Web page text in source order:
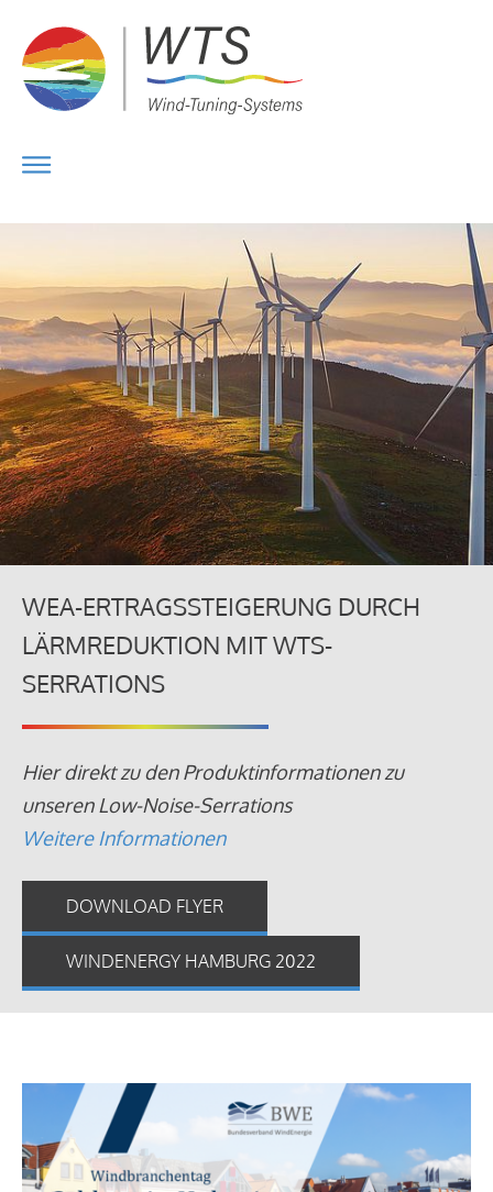
WEA-ERTRAGSSTEIGERUNG DURCH
LÄRMREDUKTION MIT WTS-
SERRATIONS
Hier direkt zu den Produktinformationen zu
unseren Low-Noise-Serrations
Weitere Informationen
DOWNLOAD FLYER
WINDENERGY HAMBURG 2022